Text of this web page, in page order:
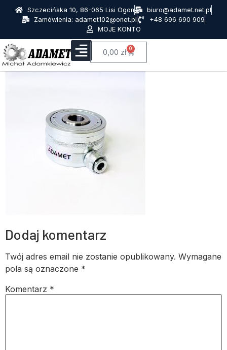
Szczecińska 10, 86-065 Lisi Ogon
biuro@adamet.net.pl
Zamówienia: adamet102@onet.pl
+48 696 690 909
MOJE KONTO
0,00 zł 0
Dodaj komentarz
Twój adres email nie zostanie opublikowany. Wymagane
pola są oznaczone *
Komentarz *